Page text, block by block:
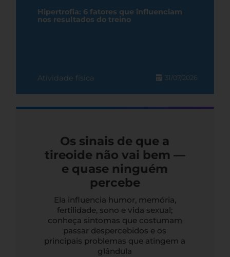
Hipertrofia: 6 fatores que influenciam
nos resultados do treino
Atividade física 31/07/2026
Os sinais de que a
tireoide não vai bem —
e quase ninguém
percebe
Ela influencia humor, memória,
fertilidade, sono e vida sexual;
conheça sintomas que costumam
passar despercebidos e os
principais problemas que atingem a
glândula